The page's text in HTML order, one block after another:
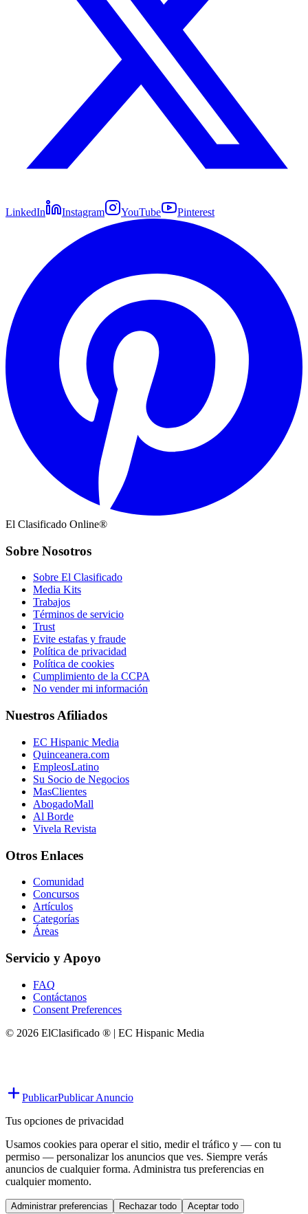
LinkedIn Instagram YouTube Pinterest
El Clasificado Online®
Sobre Nosotros
Sobre El Clasificado
Media Kits
Trabajos
Términos de servicio
Trust
Evite estafas y fraude
Política de privacidad
Política de cookies
Cumplimiento de la CCPA
No vender mi información
Nuestros Afiliados
EC Hispanic Media
Quinceanera.com
EmpleosLatino
Su Socio de Negocios
MasClientes
AbogadoMall
Al Borde
Vivela Revista
Otros Enlaces
Comunidad
Concursos
Artículos
Categorías
Áreas
Servicio y Apoyo
FAQ
Contáctanos
Consent Preferences
© 2026 ElClasificado ® | EC Hispanic Media
PublicarPublicar Anuncio
Tus opciones de privacidad
Usamos cookies para operar el sitio, medir el tráfico y — con tu
permiso — personalizar los anuncios que ves. Siempre verás
anuncios de cualquier forma. Administra tus preferencias en
cualquier momento.
Administrar preferencias Rechazar todo Aceptar todo